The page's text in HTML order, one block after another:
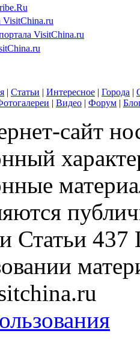
VisitChina.ru
VisitChina.ru
| Статьи | Интересное | Города |
| Видео | Форум |
сайт
Статьи 437